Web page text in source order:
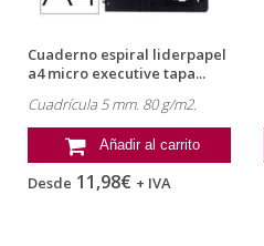
Cuaderno espiral liderpapel
a4 micro executive tapa...
Cuadrícula 5 mm. 80 g/m2.
Añadir al carrito
Desde 11,98€ + IVA